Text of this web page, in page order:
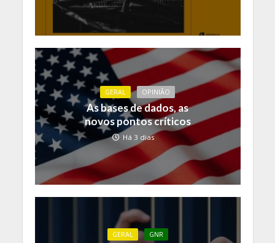
GERAL OPINIÃO
As bases de dados, as
novos pontos críticos
Há 3 dias
GERAL GNR